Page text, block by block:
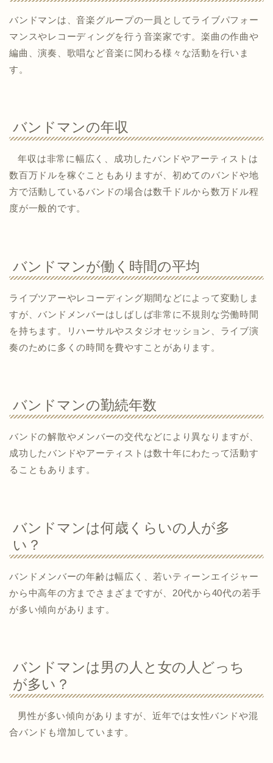
バンドマンは、音楽グループの一員としてライブパフォー
マンスやレコーディングを行う音楽家です。楽曲の作曲や
編曲、演奏、歌唱など音楽に関わる様々な活動を行いま
す。
バンドマンの年収
年収は非常に幅広く、成功したバンドやアーティストは
数百万ドルを稼ぐこともありますが、初めてのバンドや地
方で活動しているバンドの場合は数千ドルから数万ドル程
度が一般的です。
バンドマンが働く時間の平均
ライブツアーやレコーディング期間などによって変動しま
すが、バンドメンバーはしばしば非常に不規則な労働時間
を持ちます。リハーサルやスタジオセッション、ライブ演
奏のために多くの時間を費やすことがあります。
バンドマンの勤続年数
バンドの解散やメンバーの交代などにより異なりますが、
成功したバンドやアーティストは数十年にわたって活動す
ることもあります。
バンドマンは何歳くらいの人が多
い？
バンドメンバーの年齢は幅広く、若いティーンエイジャー
から中高年の方までさまざまですが、20代から40代の若手
が多い傾向があります。
バンドマンは男の人と女の人どっち
が多い？
男性が多い傾向がありますが、近年では女性バンドや混
合バンドも増加しています。